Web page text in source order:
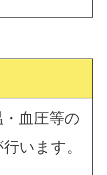
血圧等の
います。